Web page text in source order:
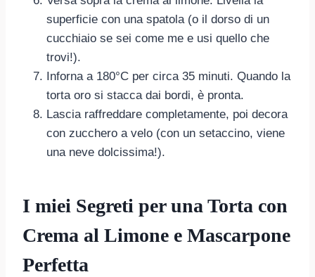
superficie con una spatola (o il dorso di un
cucchiaio se sei come me e usi quello che
trovi!).
Inforna a 180°C per circa 35 minuti. Quando la
torta oro si stacca dai bordi, è pronta.
Lascia raffreddare completamente, poi decora
con zucchero a velo (con un setaccino, viene
una neve dolcissima!).
I miei Segreti per una Torta con
Crema al Limone e Mascarpone
Perfetta